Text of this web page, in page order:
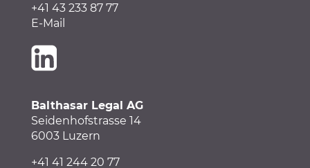
+41 43 233 87 77
E-Mail
Balthasar Legal AG
Seidenhofstrasse 14
6003 Luzern
+41 41 244 20 77